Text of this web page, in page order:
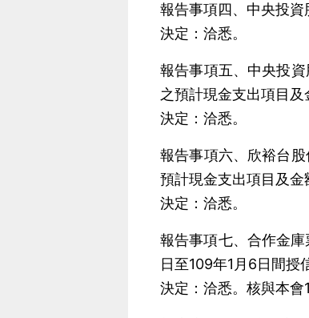
報告事項四、中央投資
決定：洽悉。
報告事項五、中央投
之預計現金支出項目及
決定：洽悉。
報告事項六、欣裕台
預計現金支出項目及金
決定：洽悉。
報告事項七、合作金
日至109年1月6日間授
決定：洽悉。核與本